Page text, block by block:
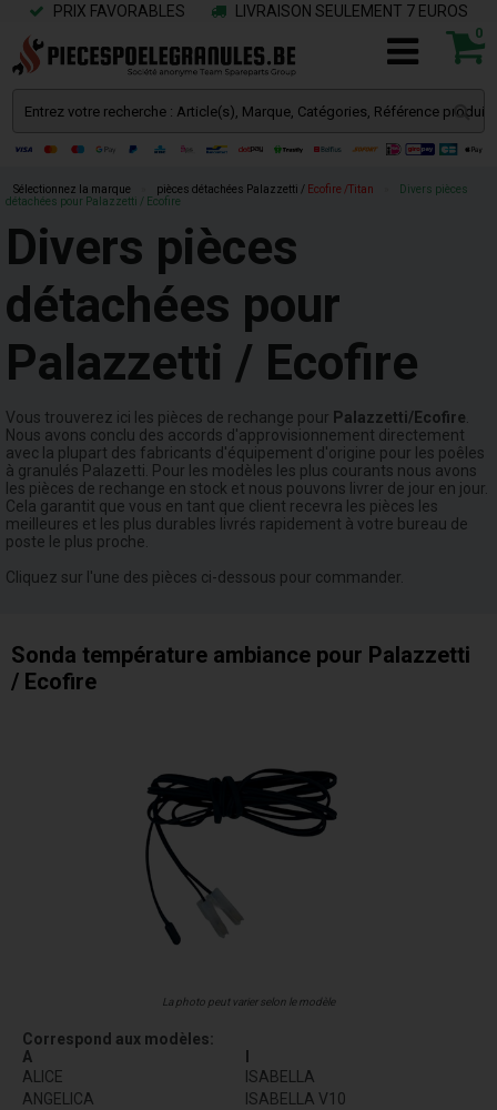
PRIX FAVORABLES LIVRAISON SEULEMENT 7 EUROS
0
Sélectionnez la marque pièces détachées Palazzetti / Ecofire /Titan
Divers pièces
détachées pour Palazzetti / Ecofire
Divers pièces
détachées pour
Palazzetti / Ecofire
Vous trouverez ici les pièces de rechange pour Palazzetti/Ecofire
Nous avons conclu des accords d'approvisionnement directement
avec la plupart des fabricants d'équipement d'origine pour les poêles
à granulés Palazetti. Pour les modèles les plus courants nous avons
les pièces de rechange en stock et nous pouvons livrer de jour en jour.
Cela garantit que vous en tant que client recevra les pièces les
meilleures et les plus durables livrés rapidement à votre bureau de
poste le plus proche.
Cliquez sur l'une des pièces ci-dessous pour commander.
Sonda température ambiance pour Palazzetti
/ Ecofire
La photo peut varier selon le modèle
Correspond aux modèles:
A
ALICE
ANGELICA
I
ISABELLA
ISABELLA V10